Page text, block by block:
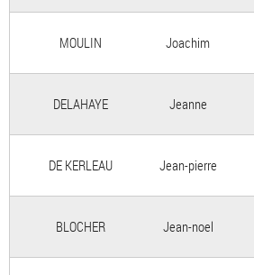
MOULIN Joachim
DELAHAYE Jeanne
DE KERLEAU Jean-pierre
BLOCHER Jean-noel